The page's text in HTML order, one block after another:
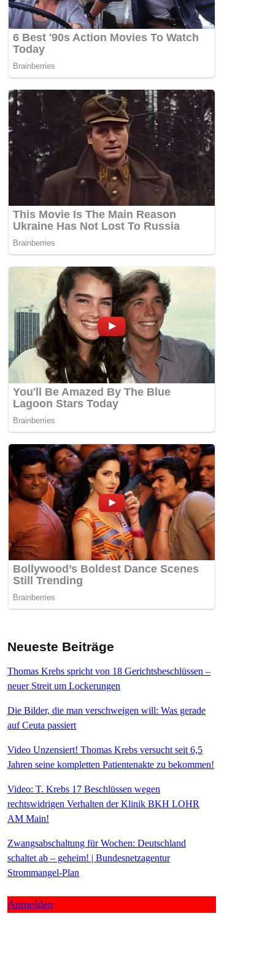
Neueste Beiträge
Thomas Krebs spricht von 18 Gerichtsbeschlüssen –
neuer Streit um Lockerungen
Die Bilder, die man verschweigen will: Was gerade
auf Ceuta passiert
Video Unzensiert! Thomas Krebs versucht seit 6,5
Jahren seine kompletten Patientenakte zu bekommen!
Video: T. Krebs 17 Beschlüssen wegen
rechtswidrigen Verhalten der Klinik BKH LOHR
AM Main!
Zwangsabschaltung für Wochen: Deutschland
schaltet ab – geheim! | Bundesnetzagentur
Strommangel-Plan
Anmelden